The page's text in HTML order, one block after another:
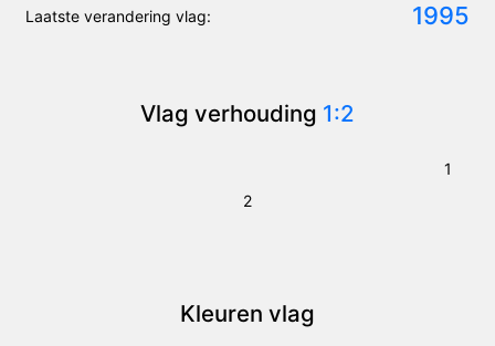
Laatste verandering vlag: 1995
Vlag verhouding 1:2
2
1
Kleuren vlag